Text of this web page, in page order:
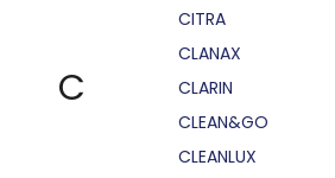
C
CITRA
CLANAX
CLARIN
CLEAN&GO
CLEANLUX